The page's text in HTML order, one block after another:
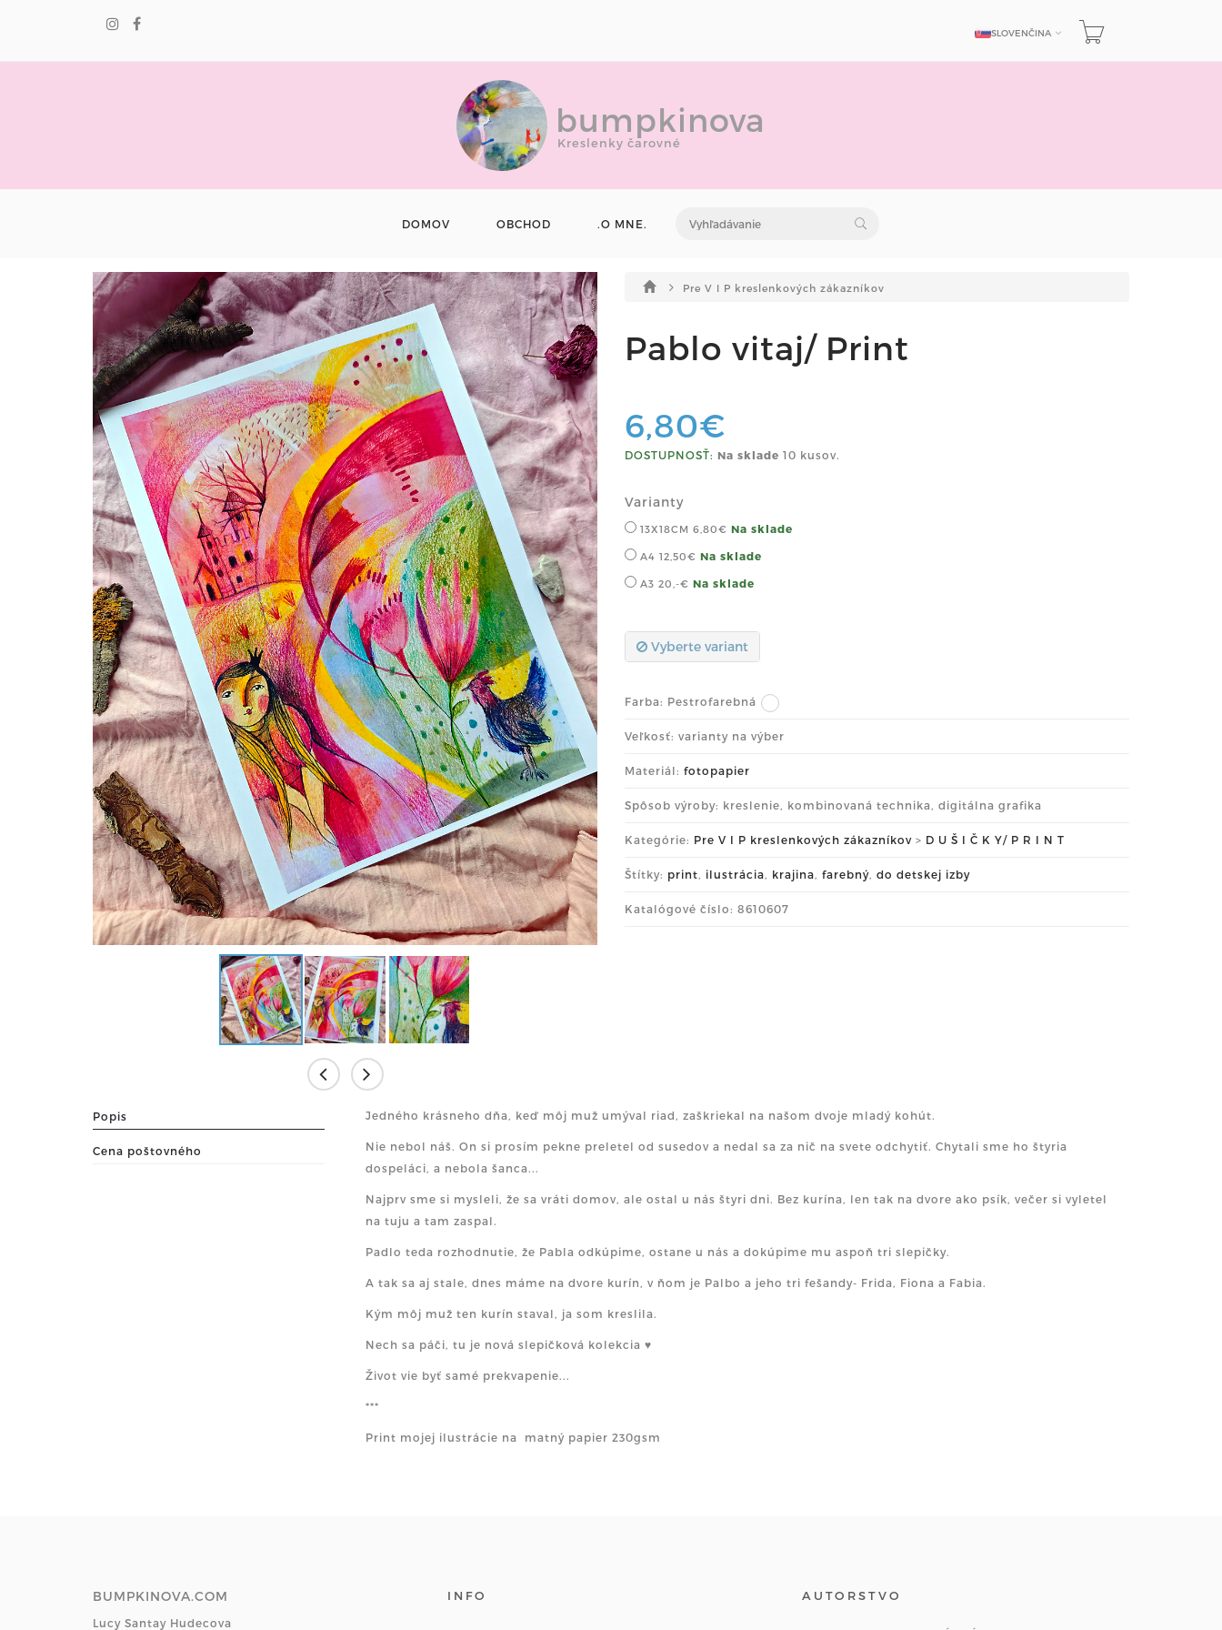
SLOVENČINA
JAZYK
bumpkinova
Kreslenky čarovné
DOMOV OBCHOD .O MNE.
Pre V I P kreslenkových zákazníkov
Pablo vitaj/ Print
6,80€
DOSTUPNOSŤ: Na sklade 10 kusov.
Varianty
13X18CM 6,80€ Na sklade
A4 12,50€ Na sklade
A3 20,-€ Na sklade
Vyberte variant
Farba: Pestrofarebná
Veľkosť: varianty na výber
Materiál: fotopapier
Spôsob výroby: kreslenie, kombinovaná technika, digitálna grafika
Kategórie: Pre V I P kreslenkových zákazníkov > D U Š I Č K Y/ P R I N T
Štítky: print, ilustrácia, krajina, farebný, do detskej izby
Katalógové číslo: 8610607
Popis
Cena poštovného
Jedného krásneho dňa, keď môj muž umýval riad, zaškriekal na našom dvoje mladý kohút.
Nie nebol náš. On si prosím pekne preletel od susedov a nedal sa za nič na svete odchytiť. Chytali sme ho štyria
dospeláci, a nebola šanca...
Najprv sme si mysleli, že sa vráti domov, ale ostal u nás štyri dni. Bez kurína, len tak na dvore ako psík, večer si vyletel
na tuju a tam zaspal.
Padlo teda rozhodnutie, že Pabla odkúpime, ostane u nás a dokúpime mu aspoň tri slepičky.
A tak sa aj stale, dnes máme na dvore kurín, v ňom je Palbo a jeho tri fešandy- Frida, Fiona a Fabia.
Kým môj muž ten kurín staval, ja som kreslila.
Nech sa páči, tu je nová slepičková kolekcia ♥
Život vie byť samé prekvapenie...
***
Print mojej ilustrácie na matný papier 230gsm
BUMPKINOVA.COM
Lucy Santay Hudecova
INFO AUTORSTVO